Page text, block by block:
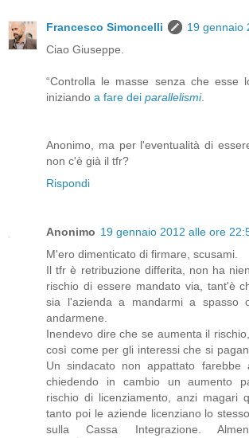
Francesco Simoncelli
19 gennaio
Ciao Giuseppe.
“Controlla le masse senza che esse
iniziando a fare dei parallelismi.
Anonimo, ma per l'eventualità di
non c'è già il tfr?
Rispondi
Anonimo 19 gennaio 2012 alle ore
M'ero dimenticato di firmare, scusami.
Il tfr è retribuzione differita, non ha
rischio di essere mandato via, tant'è
sia l'azienda a mandarmi a spasso
andarmene.
Inendevo dire che se aumenta il
così come per gli interessi che si
Un sindacato non appattato farebbe
chiedendo in cambio un aumento
rischio di licenziamento, anzi magari
tanto poi le aziende licenziano lo
sulla Cassa Integrazione.